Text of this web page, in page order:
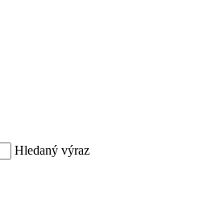
Hledaný výraz